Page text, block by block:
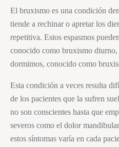
El bruxismo es una condición
tiende a rechinar o apretar los
repetitiva. Estos espasmos
conocido como bruxismo diurno,
dormimos, conocido como
Esta condición a veces resulta
de los pacientes que la sufren
no son conscientes hasta que
severos como el dolor
estos síntomas varía en cada